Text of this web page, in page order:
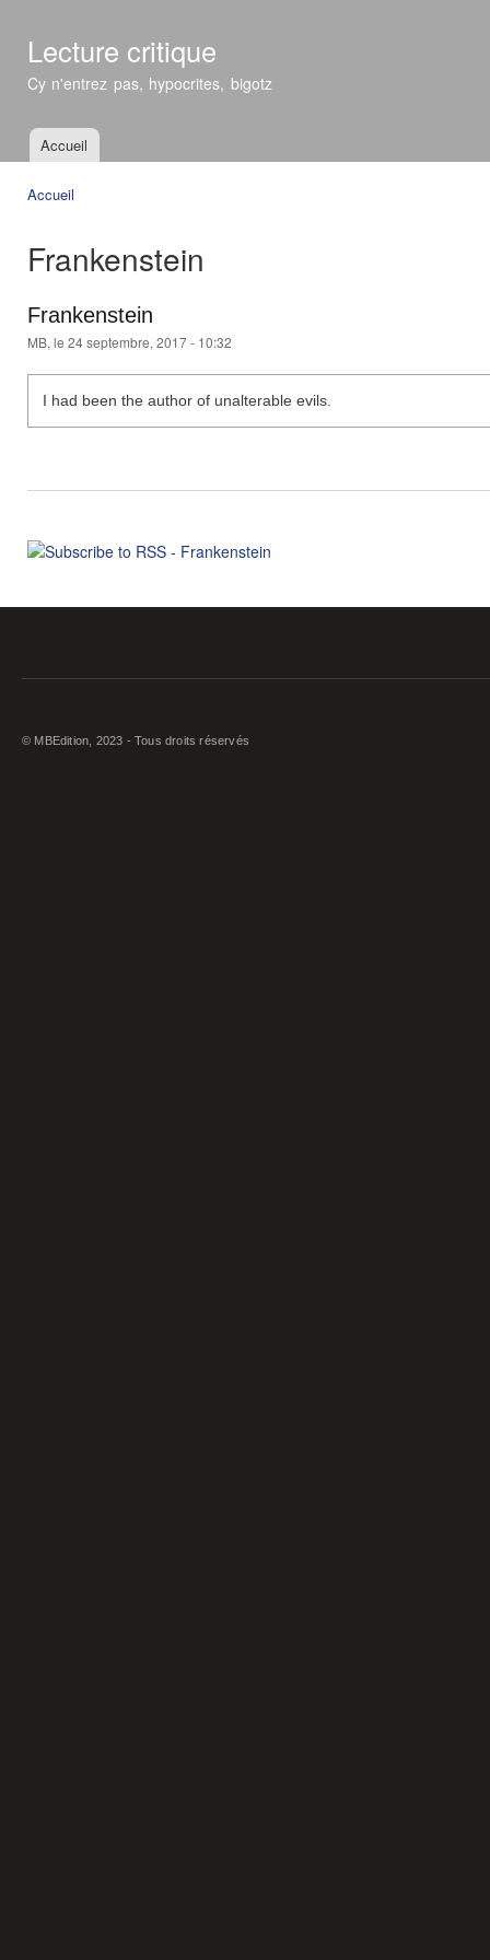
Lecture critique
Cy n'entrez pas, hypocrites, bigotz
Menu principal
Accueil
Accueil
Frankenstein
Frankenstein
MB, le 24 septembre, 2017 - 10:32
I had been the author of unalterable evils.
© MBEdition, 2023 - Tous droits réservés